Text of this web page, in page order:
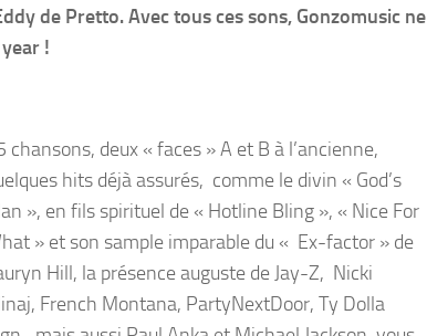
de Pretto. Avec tous ces sons, Gonzomusic ne
!
chansons, deux « faces » A et B à l’ancienne,
hits déjà assurés, comme le divin « God’s
», en fils spirituel de « Hotline Bling », « Nice For
» et son sample imparable du « Ex-factor » de
Hill, la présence auguste de Jay-Z, Nicki
French Montana, PartyNextDoor, Ty Dolla